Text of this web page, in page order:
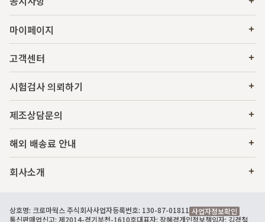
마이페이지
고객센터
시험검사 의뢰하기
제조상담문의
해외 배송료 안내
회사소개
상호명: 크로마웍스 주식회사사업자등록번호: 130-87-01811 사업자정보확인
통신판매업신고: 제2014-경기부천-1610호대표자: 장혜경개인정보책임자: 김경철